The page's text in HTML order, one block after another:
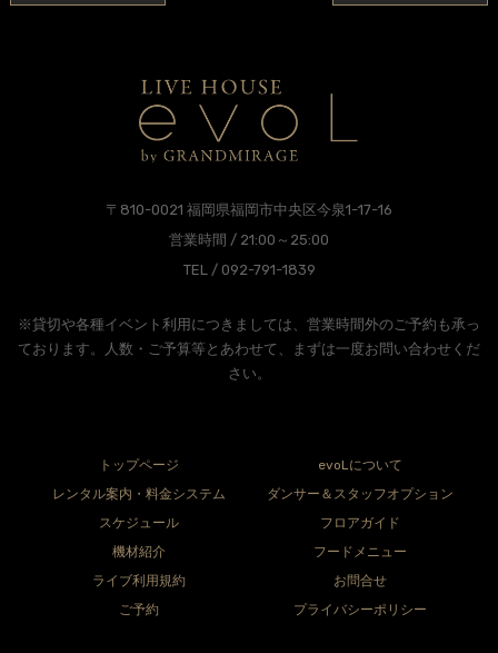
〒810-0021 福岡県福岡市中央区今泉1-17-16
営業時間 / 21:00～25:00
TEL / 092-791-1839
※貸切や各種イベント利用につきましては、営業時間外のご予約も承っ
ております。人数・ご予算等とあわせて、まずは一度お問い合わせくだ
さい。
トップページ
evoLについて
レンタル案内・料金システム
ダンサー＆スタッフオプション
スケジュール
フロアガイド
機材紹介
フードメニュー
ライブ利用規約
お問合せ
ご予約
プライバシーポリシー